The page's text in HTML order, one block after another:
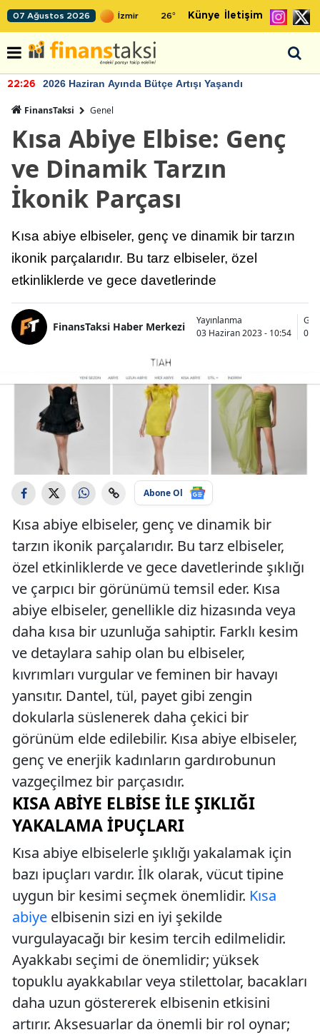
07 Ağustos 2026 26° Künye İletişim
22:26 2026 Haziran Ayında Bütçe Artışı Yaşandı
FinansTaksi Genel
Kısa Abiye Elbise: Genç
ve Dinamik Tarzın
İkonik Parçası
Kısa abiye elbiseler, genç ve dinamik bir tarzın
ikonik parçalarıdır. Bu tarz elbiseler, özel
etkinliklerde ve gece davetlerinde
FinansTaksi Haber Merkezi
Yayınlanma
03 Haziran 2023 - 10:54
03
Abone Ol
Kısa abiye elbiseler, genç ve dinamik bir
tarzın ikonik parçalarıdır. Bu tarz elbiseler,
özel etkinliklerde ve gece davetlerinde şıklığı
ve çarpıcı bir görünümü temsil eder. Kısa
abiye elbiseler, genellikle diz hizasında veya
daha kısa bir uzunluğa sahiptir. Farklı kesim
ve detaylara sahip olan bu elbiseler,
kıvrımları vurgular ve feminen bir havayı
yansıtır. Dantel, tül, payet gibi zengin
dokularla süslenerek daha çekici bir
görünüm elde edilebilir. Kısa abiye elbiseler,
genç ve enerjik kadınların gardırobunun
vazgeçilmez bir parçasıdır.
KISA ABIYE ELBISE ILE ŞIKLIĞI
YAKALAMA İPUÇLARI
Kısa abiye elbiselerle şıklığı yakalamak için
bazı ipuçları vardır. İlk olarak, vücut tipine
uygun bir kesimi seçmek önemlidir. Kısa
abiye elbisenin sizi en iyi şekilde
vurgulayacağı bir kesim tercih edilmelidir.
Ayakkabı seçimi de önemlidir; yüksek
topuklu ayakkabılar veya stilettolar, bacakları
daha uzun göstererek elbisenin etkisini
artırır. Aksesuarlar da önemli bir rol oynar;